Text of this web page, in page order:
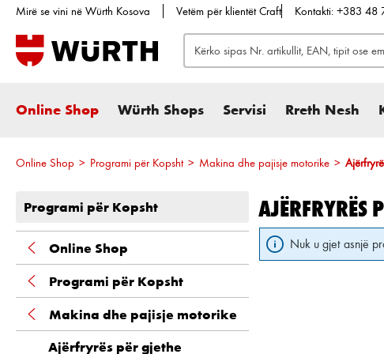
kërkimi Kalo te navigimi kryesor
Mirë se vini në Würth Kosova Vetëm për klientët Craft Kontakti: +383 48
Online Shop Würth Shops Servisi Rreth Nesh
Online Shop > Programi për Kopsht > Makina dhe pajisje motorike >
Programi për Kopsht
Online Shop
Programi për Kopsht
Makina dhe pajisje motorike
Ajërfryrës për gjethe
AJËRFRYRËS
Nuk u gjet asnjë